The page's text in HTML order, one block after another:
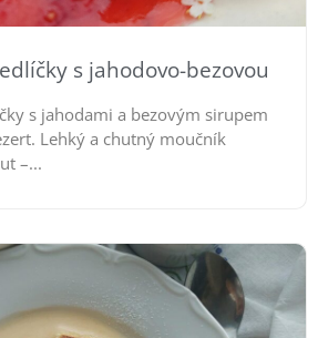
s jahodovo-bezovou
s jahodami a bezovým sirupem
Lehký a chutný moučník
–...